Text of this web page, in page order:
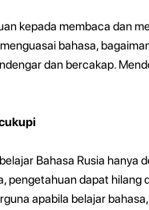
kepada membaca dan
bahasa,
dan bercakap.
Bahasa Rusia hanya
pengetahuan dapat
apabila belajar